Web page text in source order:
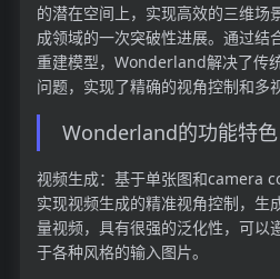
的潜在空间上，实现高效的三维场
成领域的一次突破性进展。通过结
重建模型，Wonderland解决了传
问题，实现了精确的视角控制和多
Wonderland的功能特色
视频生成：基于单张图和camera
实现视频生成的精准视角控制，
量视频，具有很强的泛化性，可以
于各种风格的输入图片。